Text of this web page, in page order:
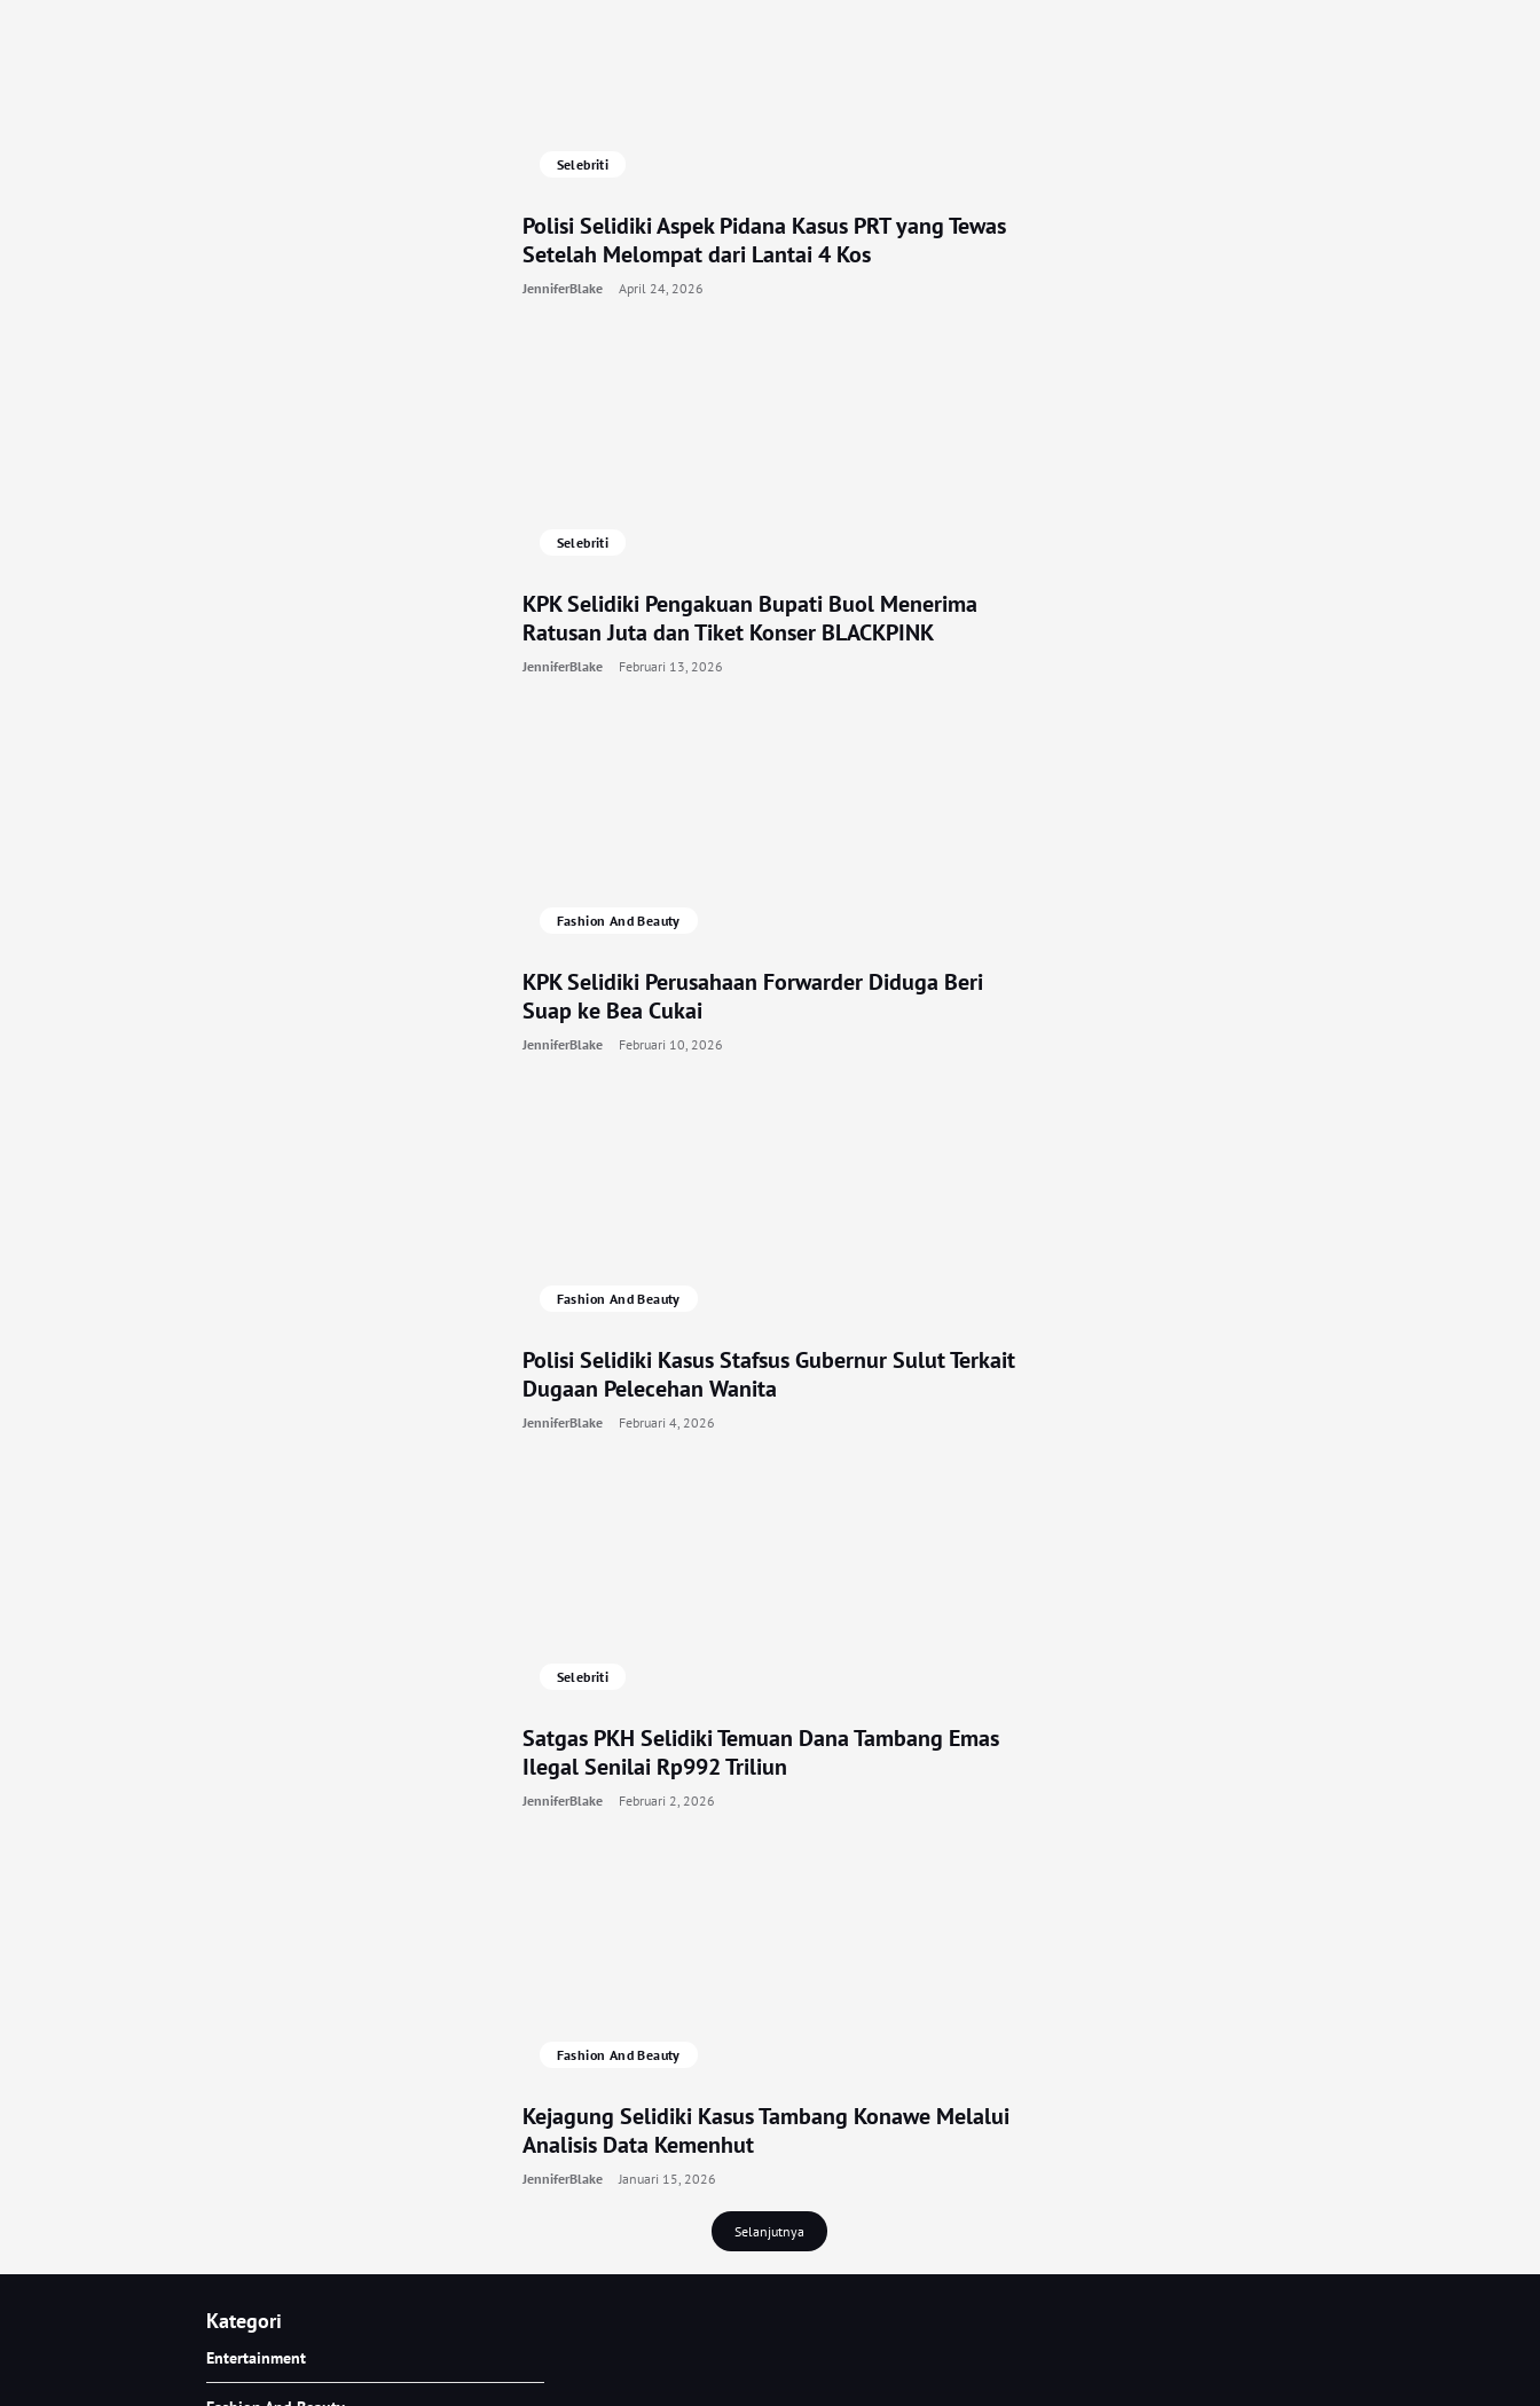
Selebriti
Polisi Selidiki Aspek Pidana Kasus PRT yang Tewas
Setelah Melompat dari Lantai 4 Kos
JenniferBlake April 24, 2026
Selebriti
KPK Selidiki Pengakuan Bupati Buol Menerima
Ratusan Juta dan Tiket Konser BLACKPINK
JenniferBlake Februari 13, 2026
Fashion And Beauty
KPK Selidiki Perusahaan Forwarder Diduga Beri
Suap ke Bea Cukai
JenniferBlake Februari 10, 2026
Fashion And Beauty
Polisi Selidiki Kasus Stafsus Gubernur Sulut Terkait
Dugaan Pelecehan Wanita
JenniferBlake Februari 4, 2026
Selebriti
Satgas PKH Selidiki Temuan Dana Tambang Emas
Ilegal Senilai Rp992 Triliun
JenniferBlake Februari 2, 2026
Fashion And Beauty
Kejagung Selidiki Kasus Tambang Konawe Melalui
Analisis Data Kemenhut
JenniferBlake Januari 15, 2026
Selanjutnya
Kategori
Entertainment